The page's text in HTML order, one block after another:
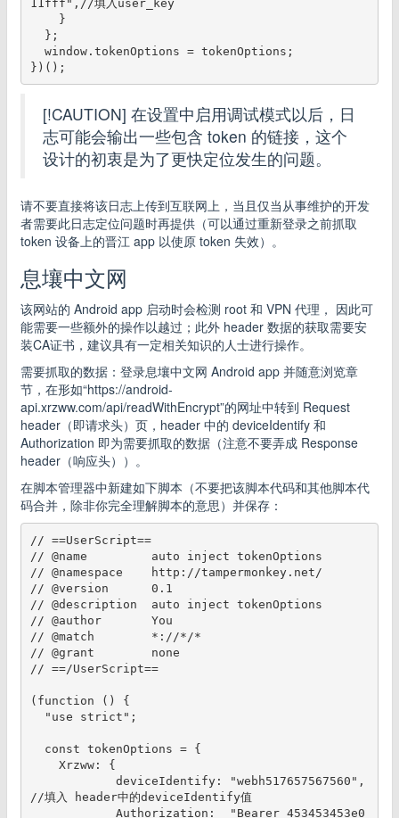
11fff",//填入user_key
[!CAUTION] 在设置中启用调试模式以后，日
志可能会输出一些包含 token 的链接，这个
设计的初衷是为了更快定位发生的问题。
请不要直接将该日志上传到互联网上，当且仅当从事维护的开发
者需要此日志定位问题时再提供（可以通过重新登录之前抓取
token 设备上的晋江 app 以使原 token 失效）。
息壤中文网
该网站的 Android app 启动时会检测 root 和 VPN 代理， 因此可
能需要一些额外的操作以越过；此外 header 数据的获取需要安
装CA证书，建议具有一定相关知识的人士进行操作。
需要抓取的数据：登录息壤中文网 Android app 并随意浏览章
节，在形如“https://android-
api.xrzww.com/api/readWithEncrypt”的网址中转到 Request
header（即请求头）页，header 中的 deviceIdentify 和
Authorization 即为需要抓取的数据（注意不要弄成 Response
header（响应头））。
在脚本管理器中新建如下脚本（不要把该脚本代码和其他脚本代
码合并，除非你完全理解脚本的意思）并保存：
// ==UserScript==
// @name         auto inject tokenOptions
// @namespace    http://tampermonkey.net/
// @version      0.1
// @description  auto inject tokenOptions
// @author       You
// @match        *://*/*
// @grant        none
// ==/UserScript==
(function () {
//填入 header中的deviceIdentify值